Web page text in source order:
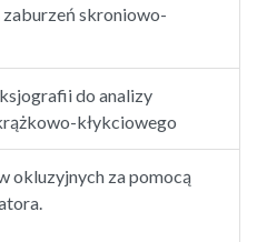
zaburzeń skroniowo-
do analizy
kłykciowego
okluzyjnych za pomocą